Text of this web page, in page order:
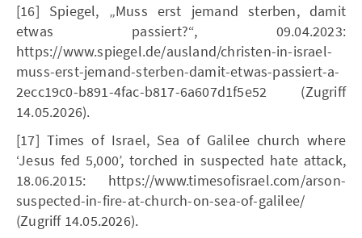
[16] Spiegel, „Muss erst jemand sterben, damit
etwas passiert?“, 09.04.2023:
https://www.spiegel.de/ausland/christen-in-israel-
muss-erst-jemand-sterben-damit-etwas-passiert-a-
2ecc19c0-b891-4fac-b817-6a607d1f5e52 (Zugriff
14.05.2026).
[17] Times of Israel, Sea of Galilee church where
‘Jesus fed 5,000’, torched in suspected hate attack,
18.06.2015: https://www.timesofisrael.com/arson-
suspected-in-fire-at-church-on-sea-of-galilee/
(Zugriff 14.05.2026).